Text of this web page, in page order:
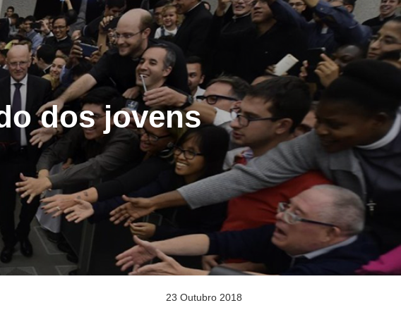
dos jovens
23 Outubro 2018